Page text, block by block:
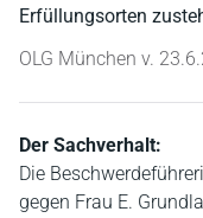
Erfüllungsorten
OLG München v.
Der Sachverhalt:
Die
gegen Frau E.